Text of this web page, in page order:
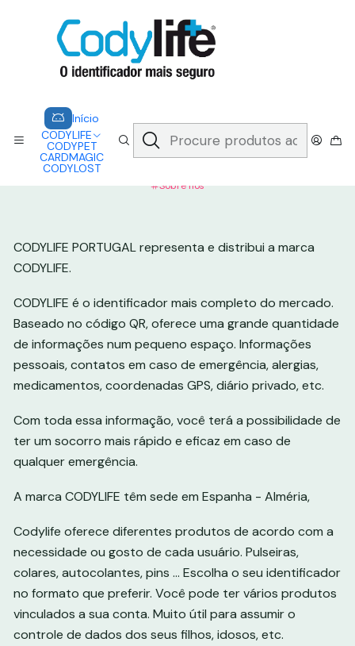
Início
CODYLIFE
CODYPET
CARDMAGIC
CODYLOST
A CODYLIFE PERMITE AOS SOCORRISTAS ACEDER
INSTANTANEAMENTE AOS SEUS DADOS ATRAVÉS DE UM QR CODE
Saber mais
PUBLICADO EM 23/01/2026
Sobre Nós
Sobre nós
CODYLIFE PORTUGAL representa e distribui a marca
CODYLIFE.
CODYLIFE é o identificador mais completo do mercado.
Baseado no código QR, oferece uma grande quantidade
de informações num pequeno espaço. Informações
pessoais, contatos em caso de emergência, alergias,
medicamentos, coordenadas GPS, diário privado, etc.
Com toda essa informação, você terá a possibilidade de
ter um socorro mais rápido e eficaz em caso de
qualquer emergência.
A marca CODYLIFE têm sede em Espanha - Alméria,
Codylife oferece diferentes produtos de acordo com a
necessidade ou gosto de cada usuário. Pulseiras,
colares, autocolantes, pins ... Escolha o seu identificador
no formato que preferir. Você pode ter vários produtos
vinculados a sua conta. Muito útil para assumir o
controle de dados dos seus filhos, idosos, etc.